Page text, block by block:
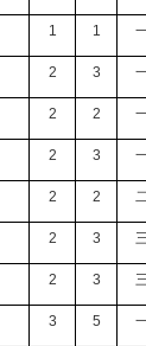
1 1
2 3
2 2
2 3
2 2
2 3
2 3
3 5